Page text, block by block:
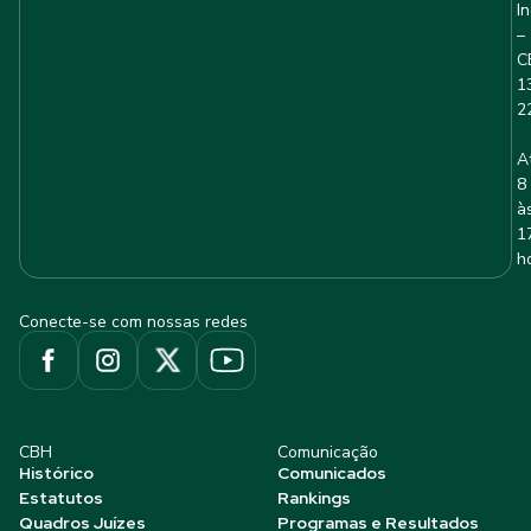
–
8
Conecte-se com nossas redes
CBH
Histórico
Estatutos
Quadros Juízes
Comunicação
Comunicados
Rankings
Programas e Resultados